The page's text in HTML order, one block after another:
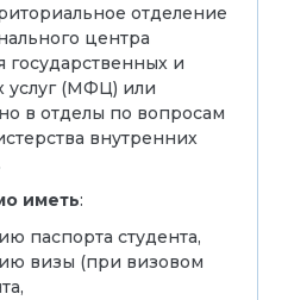
отделение
центра
государственных и
услуг (МФЦ) или
в отделы по вопросам
внутренних
иметь:
паспорта студента,
визы (при визовом